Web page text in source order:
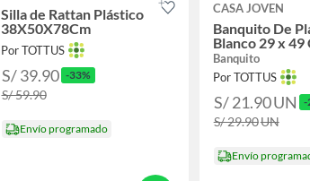
Silla de Rattan Plástico
38X50X78Cm
Por TOTTUS
S/ 39.90 -33%
S/ 59.90
Envío programado
CASA JOVEN
Banquito De
Blanco 29 x 49
Banquito
Por TOTTUS
S/ 21.90UN -
S/ 29.90UN
Envío